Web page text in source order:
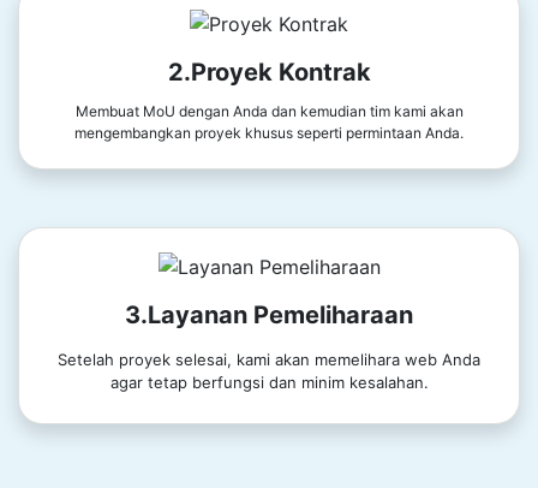
2.Proyek Kontrak
Membuat MoU dengan Anda dan kemudian tim kami akan
mengembangkan proyek khusus seperti permintaan Anda.
3.Layanan Pemeliharaan
Setelah proyek selesai, kami akan memelihara web Anda
agar tetap berfungsi dan minim kesalahan.